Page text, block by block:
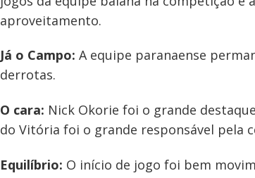
aproveitamento.
Já o Campo: A equipe paranaense
derrotas.
O cara: Nick Okorie foi o grande
do Vitória foi o grande responsável pela
Equilíbrio: O início de jogo foi bem